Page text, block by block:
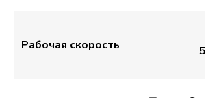
Рабочая скорость
50